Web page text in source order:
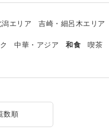
エリア 吉崎・細呂木エリア
中華・アジア 和食 喫茶
数順